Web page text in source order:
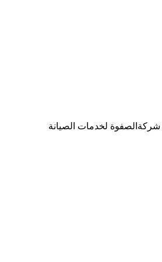
شركةالصفوة لخدمات الصيانة